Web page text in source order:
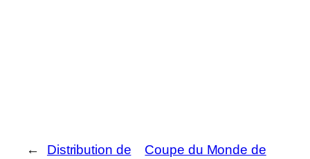
←
Distribution de
Coupe du Monde de